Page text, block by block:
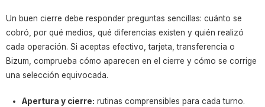
Un buen cierre debe responder preguntas sencillas: cuánto se
cobró, por qué medios, qué diferencias existen y quién realizó
cada operación. Si aceptas efectivo, tarjeta, transferencia o
Bizum, comprueba cómo aparecen en el cierre y cómo se corrige
una selección equivocada.
Apertura y cierre: rutinas comprensibles para cada turno.